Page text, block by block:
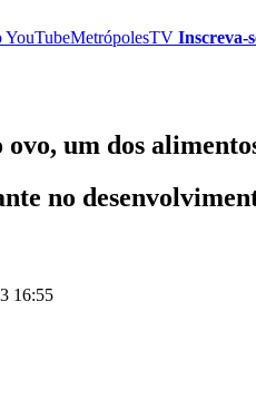
YouTubeMetrópolesTV Inscreva-
ovo, um dos
no
16:55